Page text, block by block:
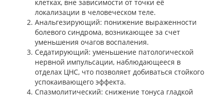
клетках, вне зависимости от точки её
локализации в человеческом теле.
Анальгезирующий: понижение выраженности
болевого синдрома, возникающее за счет
уменьшения очагов воспаления.
Седатирующий: уменьшение патологической
нервной импульсации, наблюдающееся в
отделах ЦНС, что позволяет добиваться стойкого
успокаивающего эффекта.
Спазмолитический: снижение тонуса гладкой